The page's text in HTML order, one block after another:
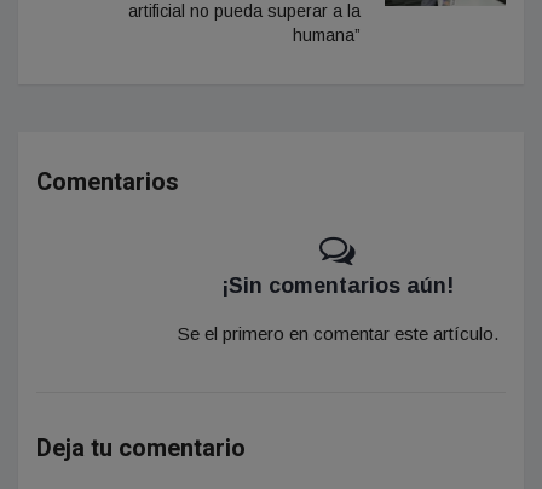
artificial no pueda superar a la
humana”
Comentarios
¡Sin comentarios aún!
Se el primero en comentar este artículo.
Deja tu comentario